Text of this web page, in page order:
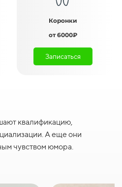
Коронки
от 6000₽
Записаться
квалификацию,
А еще они
чувством юмора.